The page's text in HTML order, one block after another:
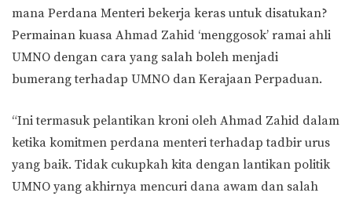
mana Perdana Menteri bekerja keras untuk disatukan?
Permainan kuasa Ahmad Zahid ‘menggosok’ ramai ahli
UMNO dengan cara yang salah boleh menjadi
bumerang terhadap UMNO dan Kerajaan Perpaduan.
“Ini termasuk pelantikan kroni oleh Ahmad Zahid dalam
ketika komitmen perdana menteri terhadap tadbir urus
yang baik. Tidak cukupkah kita dengan lantikan politik
UMNO yang akhirnya mencuri dana awam dan salah